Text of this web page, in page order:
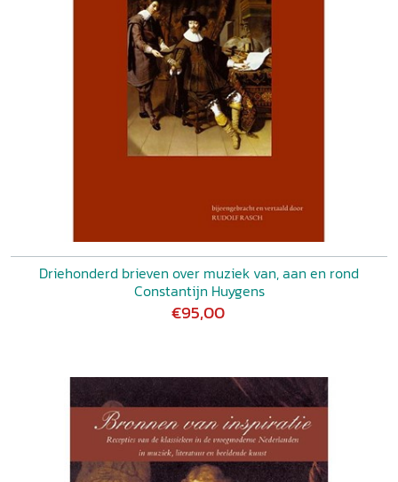
Driehonderd brieven over muziek van, aan en rond
Constantijn Huygens
€95,00